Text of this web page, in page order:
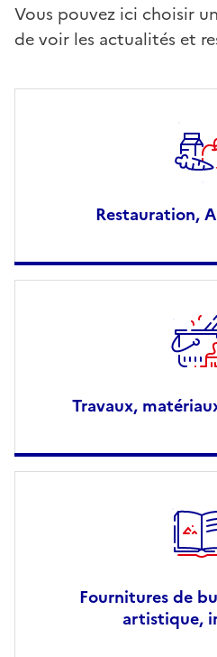
Vous pouvez ici choisir
de voir les actualités et
Restauration,
Travaux,
Fournitures de
artistique,